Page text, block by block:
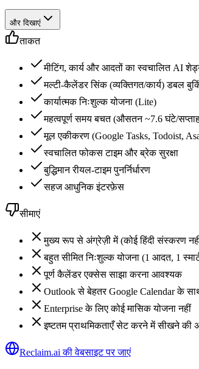
और दिखाएं
ताकत
मीटिंग, कार्य और आदतों का स्वचालित AI
मल्टी-कैलेंडर सिंक (व्यक्तिगत/कार्य) डबल
कार्यात्मक निःशुल्क योजना (Lite)
महत्वपूर्ण समय बचत (औसतन ~7.6 घंटे/
मूल एकीकरण (Google Tasks, Todoist,
स्वचालित फोकस टाइम और ब्रेक सुरक्षा
बुद्धिमान रीयल-टाइम पुनर्निर्धारण
सहज आधुनिक इंटरफ़ेस
सीमाएं
मुख्य रूप से अंग्रेज़ी में (कोई हिंदी संस्करण
बहुत सीमित निःशुल्क योजना (1 आदत, 1
पूर्ण कैलेंडर एक्सेस साझा करना आवश्यक
Outlook से बेहतर Google Calendar के
Enterprise के लिए कोई मासिक योजना नहीं
इष्टतम प्राथमिकताएँ सेट करने में सीखने की
Reclaim.ai की वेबसाइट पर जाएं